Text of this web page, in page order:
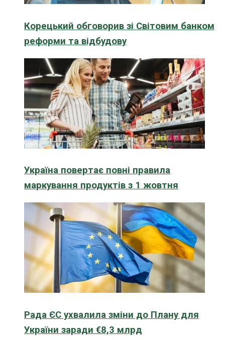
Корецький обговорив зі Світовим банком
реформи та відбудову
Україна повертає повні правила
маркування продуктів з 1 жовтня
Рада ЄС ухвалила зміни до Плану для
України заради €8,3 млрд